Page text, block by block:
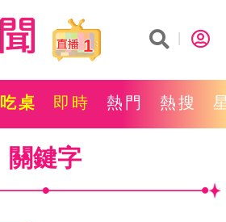
1
桌 即時 熱門 熱搜
關鍵字